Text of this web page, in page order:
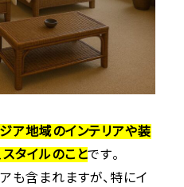
ア地域のインテリアや装
タイルのことです。
も含まれますが、特にイ